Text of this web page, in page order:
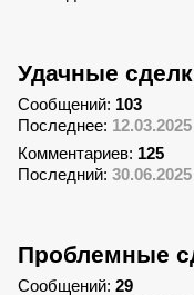
Удачные
Сообщений: 103
Последнее:
Комментариев: 125
Последний:
Проблемные
Сообщений: 29